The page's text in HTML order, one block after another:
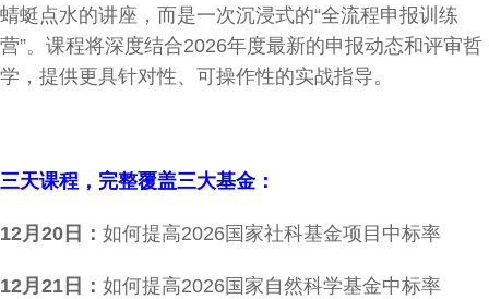
蜻蜓点水的讲座，而是一次沉浸式的“全流程申报训练
营”。课程将深度结合2026年度最新的申报动态和评审哲
学，提供更具针对性、可操作性的实战指导。
三天课程，完整覆盖三大基金：
12月20日： 如何提高2026国家社科基金项目中标率
12月21日： 如何提高2026国家自然科学基金中标率